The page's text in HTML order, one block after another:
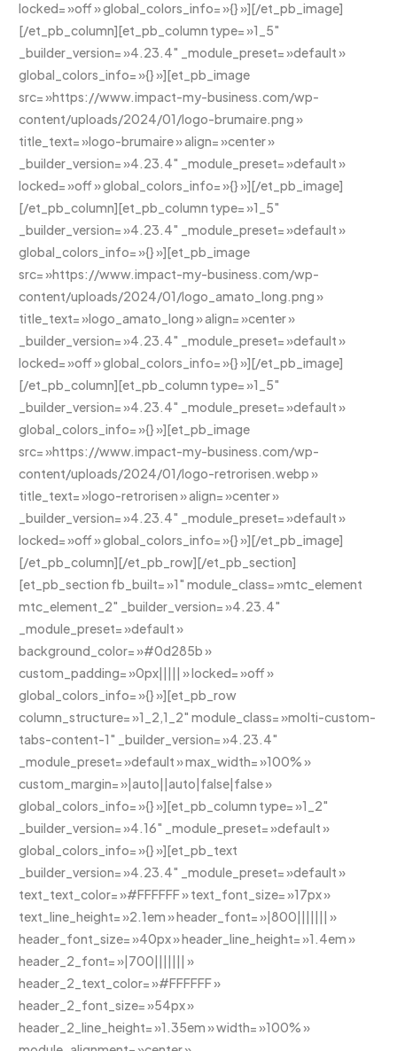
locked= »off » global_colors_info= »{} »][/et_pb_image]
[/et_pb_column][et_pb_column type= »1_5″
_builder_version= »4.23.4″ _module_preset= »default »
global_colors_info= »{} »][et_pb_image
src= »https://www.impact-my-business.com/wp-
content/uploads/2024/01/logo-brumaire.png »
title_text= »logo-brumaire » align= »center »
_builder_version= »4.23.4″ _module_preset= »default »
locked= »off » global_colors_info= »{} »][/et_pb_image]
[/et_pb_column][et_pb_column type= »1_5″
_builder_version= »4.23.4″ _module_preset= »default »
global_colors_info= »{} »][et_pb_image
src= »https://www.impact-my-business.com/wp-
content/uploads/2024/01/logo_amato_long.png »
title_text= »logo_amato_long » align= »center »
_builder_version= »4.23.4″ _module_preset= »default »
locked= »off » global_colors_info= »{} »][/et_pb_image]
[/et_pb_column][et_pb_column type= »1_5″
_builder_version= »4.23.4″ _module_preset= »default »
global_colors_info= »{} »][et_pb_image
src= »https://www.impact-my-business.com/wp-
content/uploads/2024/01/logo-retrorisen.webp »
title_text= »logo-retrorisen » align= »center »
_builder_version= »4.23.4″ _module_preset= »default »
locked= »off » global_colors_info= »{} »][/et_pb_image]
[/et_pb_column][/et_pb_row][/et_pb_section]
[et_pb_section fb_built= »1″ module_class= »mtc_element
mtc_element_2″ _builder_version= »4.23.4″
_module_preset= »default »
background_color= »#0d285b »
custom_padding= »0px||||| » locked= »off »
global_colors_info= »{} »][et_pb_row
column_structure= »1_2,1_2″ module_class= »molti-custom-
tabs-content-1″ _builder_version= »4.23.4″
_module_preset= »default » max_width= »100% »
custom_margin= »|auto||auto|false|false »
global_colors_info= »{} »][et_pb_column type= »1_2″
_builder_version= »4.16″ _module_preset= »default »
global_colors_info= »{} »][et_pb_text
_builder_version= »4.23.4″ _module_preset= »default »
text_text_color= »#FFFFFF » text_font_size= »17px »
text_line_height= »2.1em » header_font= »|800||||||| »
header_font_size= »40px » header_line_height= »1.4em »
header_2_font= »|700||||||| »
header_2_text_color= »#FFFFFF »
header_2_font_size= »54px »
header_2_line_height= »1.35em » width= »100% »